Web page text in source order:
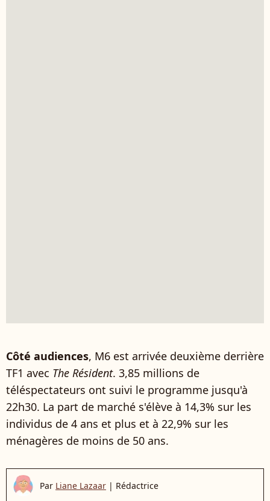
Côté audiences, M6 est arrivée deuxième derrière
TF1 avec The Résident. 3,85 millions de
téléspectateurs ont suivi le programme jusqu'à
22h30. La part de marché s'élève à 14,3% sur les
individus de 4 ans et plus et à 22,9% sur les
ménagères de moins de 50 ans.
Par Liane Lazaar | Rédactrice